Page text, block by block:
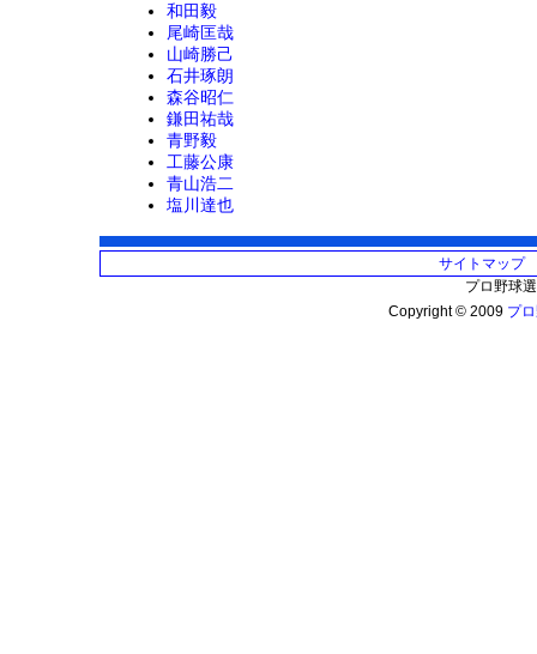
和田毅
尾崎匡哉
山崎勝己
石井琢朗
森谷昭仁
鎌田祐哉
青野毅
工藤公康
青山浩二
塩川達也
サイトマップ
プロ野球
Copyright © 2009 プ